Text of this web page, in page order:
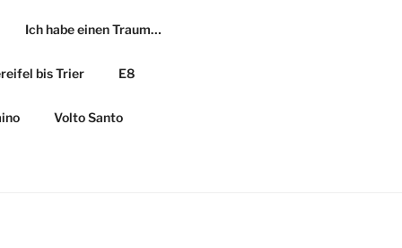
Ich habe einen Traum…
bis Trier E8
Volto Santo